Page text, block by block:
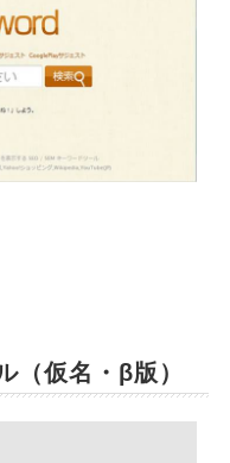
（仮名・β版）